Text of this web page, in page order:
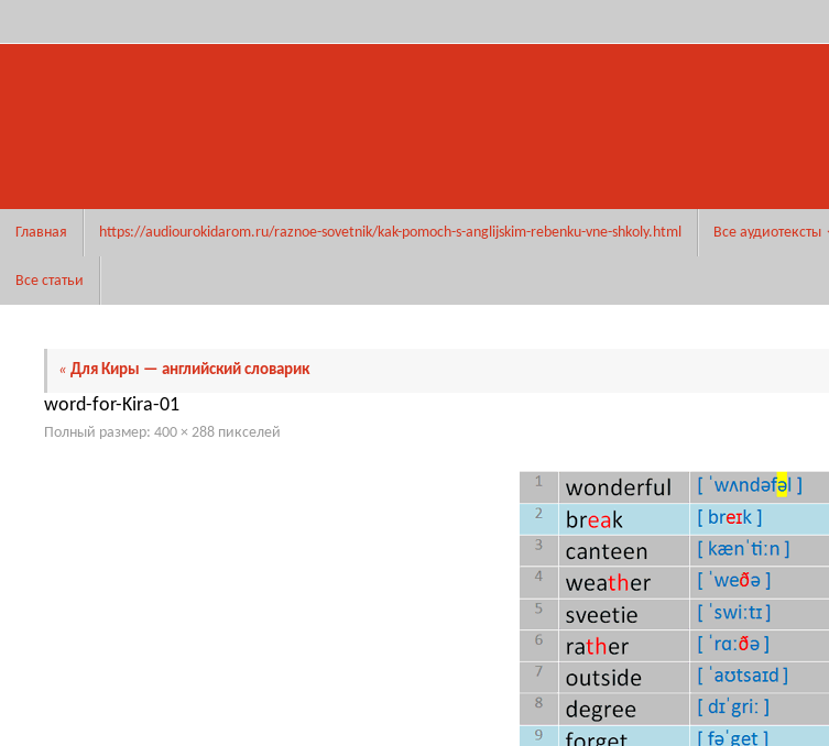
к
Главная https://audiourokidarom.ru/raznoe-sovetnik/kak-pomoch-s-anglijskim-rebenku-vne-shkoly.html Все аудиотексты
Все статьи
« Для Киры — английский словарик
word-for-Kira-01
Полный размер: 400 × 288 пикселей